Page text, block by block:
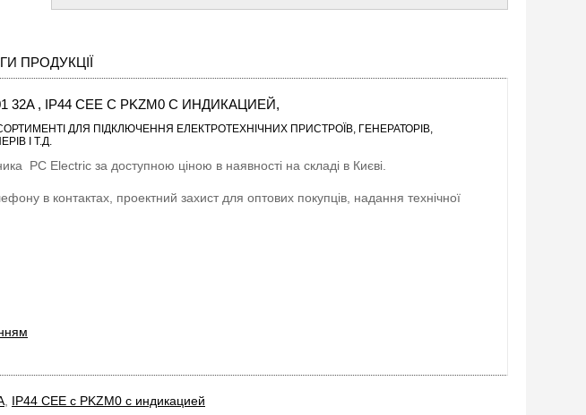
ПРОДУКЦІЇ
, IP44 CEE С PKZM0 С ИНДИКАЦИЕЙ,
ДЛЯ ПІДКЛЮЧЕННЯ ЕЛЕКТРОТЕХНІЧНИХ ПРИСТРОЇВ, ГЕНЕРАТОРІВ,
І Т.Д.
PC Electric за доступною ціною в наявності на складі в Києві.
в контактах, проектний захист для оптових покупців, надання технічної
IP44 CEE с PKZM0 с индикацией